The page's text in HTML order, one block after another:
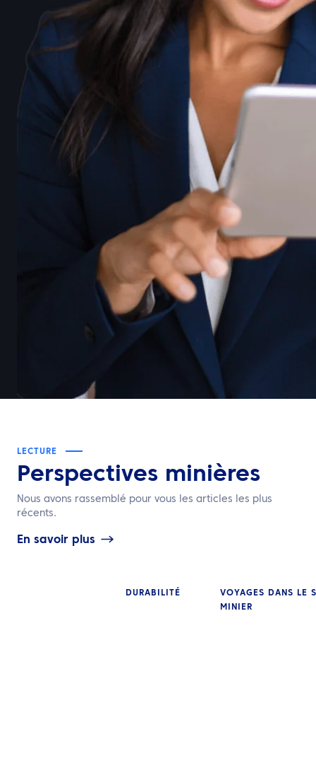
LECTURE
Perspectives minières
Nous avons rassemblé pour vous les articles les plus
récents.
En savoir plus
DURABILITÉ
VOYAGES DANS LE
MINIER